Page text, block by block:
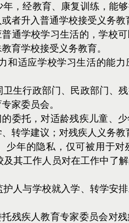
，经教育、康复训练，能
者升入普通学校接受义务教
通学校学习生活的，学校
育学校接受义务教育。
和适应学校学习生活的能
生行政部门、民政部门、
家委员会。
委托，对适龄残疾儿童、
转学建议；对残疾人义务教
年的隐私，仅可被用于
其工作人员对在工作中了
人与学校就入学、转学安
残疾人教育专家委员会对